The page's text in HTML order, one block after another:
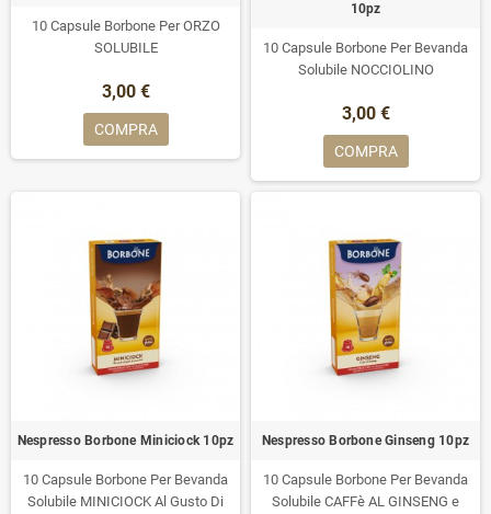
10 Capsule Borbone Per ORZO
SOLUBILE
3,00 €
COMPRA
10pz
10 Capsule Borbone Per Bevanda
Solubile NOCCIOLINO
3,00 €
COMPRA
Nespresso Borbone Miniciock 10pz
10 Capsule Borbone Per Bevanda
Solubile MINICIOCK Al Gusto Di
Nespresso Borbone Ginseng 10pz
10 Capsule Borbone Per Bevanda
Solubile CAFFè AL GINSENG e